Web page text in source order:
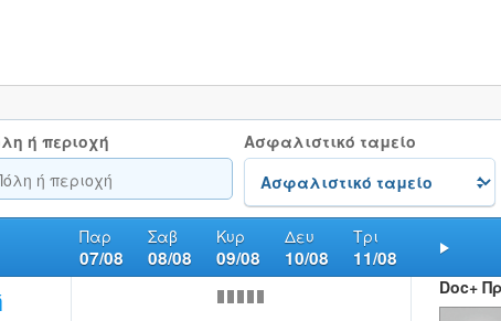
ή περιοχή Ασφαλιστικό ταμείο
Παρ
07/08
Σαβ
08/08
Κυρ
09/08
Δευ
10/08
Τρι
11/08
Doc+